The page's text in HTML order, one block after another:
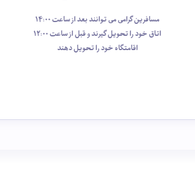
مسافرین گرامی می توانند بعد از ساعت 14:00
اتاق خود را تحویل گیرند و قبل از ساعت 12:00
اقامتگاه خود را تحویل دهند